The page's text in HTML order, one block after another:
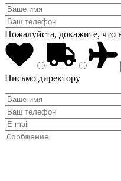
Пожалуйста, докажите, что
Письмо директору